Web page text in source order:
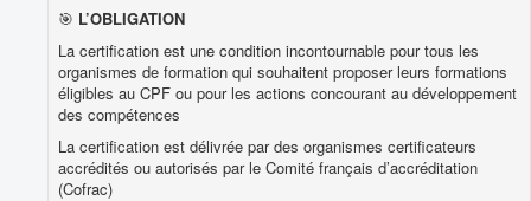
🎯 L’OBLIGATION
La certification est une condition incontournable pour tous les
organismes de formation qui souhaitent proposer leurs formations
éligibles au CPF ou pour les actions concourant au développement
des compétences
La certification est délivrée par des organismes certificateurs
accrédités ou autorisés par le Comité français d’accréditation
(Cofrac)